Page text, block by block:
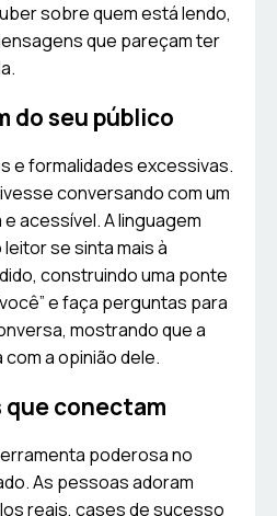
sobre quem está lendo,
que pareçam ter
do seu público
e formalidades excessivas.
conversando com um
acessível. A linguagem
se sinta mais à
construindo uma ponte
e faça perguntas para
mostrando que a
a opinião dele.
conectam
poderosa no
As pessoas adoram
reais, cases de sucesso